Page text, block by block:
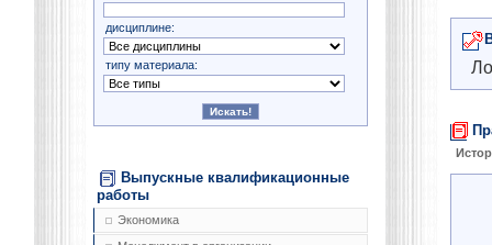
дисциплине:
типу материала:
Выпускные квалификационные
работы
Экономика